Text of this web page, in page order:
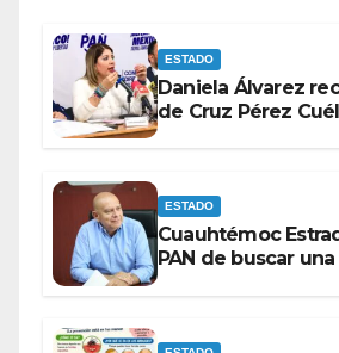
ESTADO
Daniela Álvarez
de Cruz Pérez
ESTADO
Cuauhtémoc
PAN de buscar